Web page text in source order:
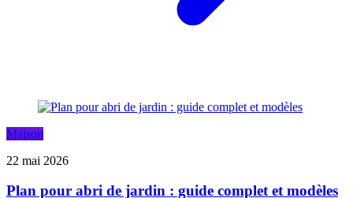
Maison
22 mai 2026
Plan pour abri de jardin : guide complet et modèles